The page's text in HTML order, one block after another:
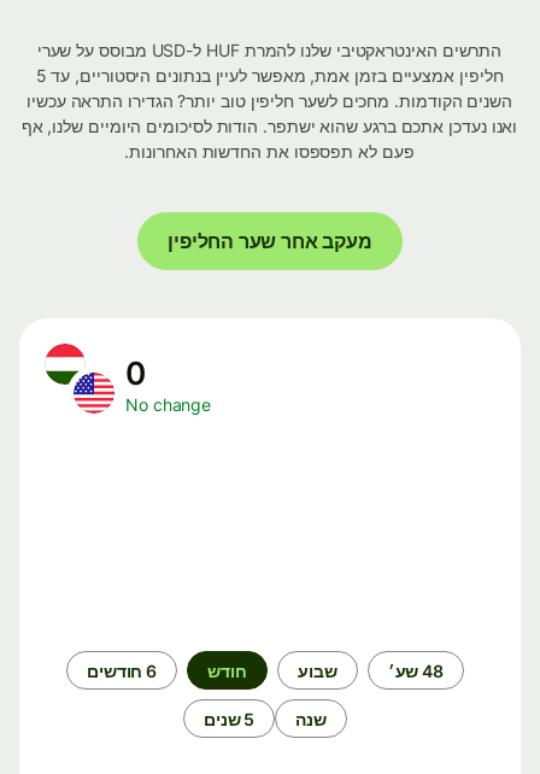
התרשים האינטראקטיבי שלנו להמרת HUF ל-USD מבוסס על שערי
חליפין אמצעיים בזמן אמת, מאפשר לעיין בנתונים היסטוריים, עד 5
השנים הקודמות. מחכים לשער חליפין טוב יותר? הגדירו התראה עכשיו
ואנו נעדכן אתכם ברגע שהוא ישתפר. הודות לסיכומים היומיים שלנו, אף
פעם לא תפספסו את החדשות האחרונות.
מעקב אחר שער החליפין
No change
48 שע׳ שבוע חודש 6 חודשים
שנה 5 שנים